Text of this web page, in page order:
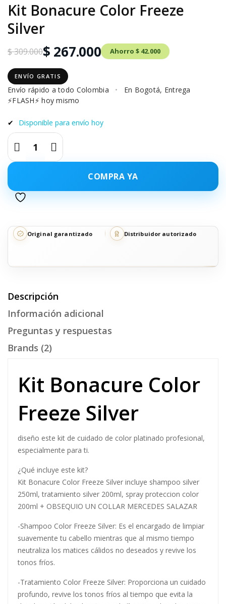
Kit Bonacure Color Freeze
Silver
$ 309.000$ 267.000 Ahorro $ 42.000
ENVÍO GRATIS
Envío rápido a todo Colombia •
En Bogotá, Entrega
⚡FLASH⚡ hoy mismo
✔ Disponible para envío hoy
COMPRA YA
Original garantizado Distribuidor autorizado
Descripción
Información adicional
Preguntas y respuestas
Brands (2)
Kit Bonacure Color
Freeze Silver
diseño este kit de cuidado de color platinado profesional,
especialmente para ti.
¿Qué incluye este kit?
Kit Bonacure Color Freeze Silver incluye shampoo silver
250ml, tratamiento silver 200ml, spray proteccion color
200ml + OBSEQUIO UN COLLAR MERCEDES SALAZAR
-Shampoo Color Freeze Silver: Es el encargado de limpiar
suavemente tu cabello mientras que al mismo tiempo
neutraliza los matices cálidos no deseados y revive los
tonos fríos.
-Tratamiento Color Freeze Silver: Proporciona un cuidado
profundo, revive los tonos fríos al tiempo que evita la